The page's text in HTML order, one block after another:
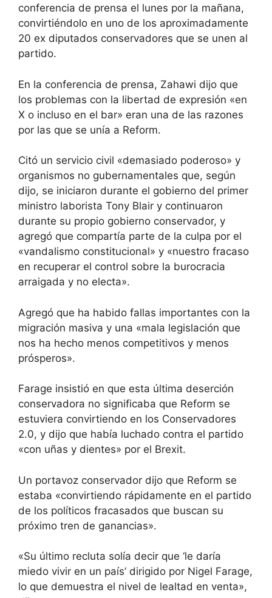
conferencia de prensa el lunes por la mañana,
convirtiéndolo en uno de los aproximadamente
20 ex diputados conservadores que se unen al
partido.
En la conferencia de prensa, Zahawi dijo que
los problemas con la libertad de expresión «en
X o incluso en el bar» eran una de las razones
por las que se unía a Reform.
Citó un servicio civil «demasiado poderoso» y
organismos no gubernamentales que, según
dijo, se iniciaron durante el gobierno del primer
ministro laborista Tony Blair y continuaron
durante su propio gobierno conservador, y
agregó que compartía parte de la culpa por el
«vandalismo constitucional» y «nuestro fracaso
en recuperar el control sobre la burocracia
arraigada y no electa».
Agregó que ha habido fallas importantes con la
migración masiva y una «mala legislación que
nos ha hecho menos competitivos y menos
prósperos».
Farage insistió en que esta última deserción
conservadora no significaba que Reform se
estuviera convirtiendo en los Conservadores
2.0, y dijo que había luchado contra el partido
«con uñas y dientes» por el Brexit.
Un portavoz conservador dijo que Reform se
estaba «convirtiendo rápidamente en el partido
de los políticos fracasados ​​que buscan su
próximo tren de ganancias».
«Su último recluta solía decir que ‘le daría
miedo vivir en un país’ dirigido por Nigel Farage,
lo que demuestra el nivel de lealtad en venta»,